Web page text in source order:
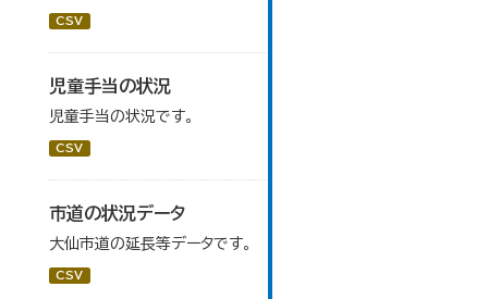
CSV
児童手当の状況
児童手当の状況です。
CSV
市道の状況データ
大仙市道の延長等データです。
CSV